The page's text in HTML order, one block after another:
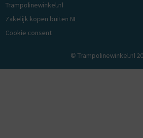
Trampolinewinkel.nl
Zakelijk kopen buiten NL
Cookie consent
© Trampolinewinkel.nl